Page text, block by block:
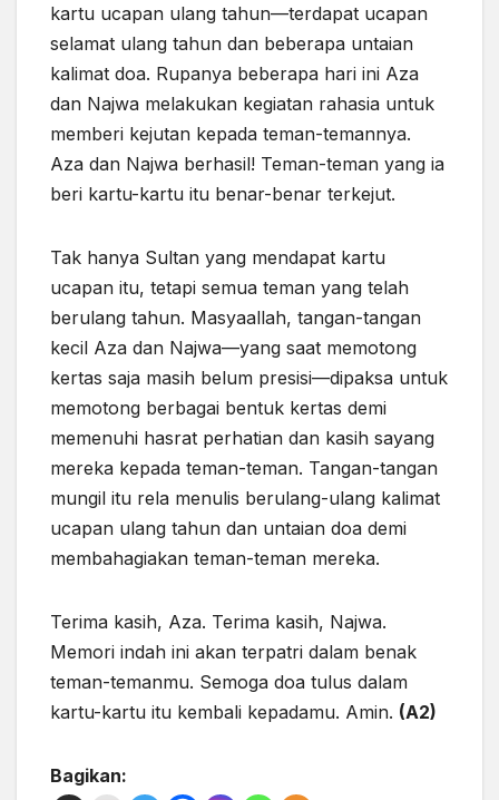
kartu ucapan ulang tahun—terdapat ucapan
selamat ulang tahun dan beberapa untaian
kalimat doa. Rupanya beberapa hari ini Aza
dan Najwa melakukan kegiatan rahasia untuk
memberi kejutan kepada teman-temannya.
Aza dan Najwa berhasil! Teman-teman yang ia
beri kartu-kartu itu benar-benar terkejut.
Tak hanya Sultan yang mendapat kartu
ucapan itu, tetapi semua teman yang telah
berulang tahun. Masyaallah, tangan-tangan
kecil Aza dan Najwa—yang saat memotong
kertas saja masih belum presisi—dipaksa untuk
memotong berbagai bentuk kertas demi
memenuhi hasrat perhatian dan kasih sayang
mereka kepada teman-teman. Tangan-tangan
mungil itu rela menulis berulang-ulang kalimat
ucapan ulang tahun dan untaian doa demi
membahagiakan teman-teman mereka.
Terima kasih, Aza. Terima kasih, Najwa.
Memori indah ini akan terpatri dalam benak
teman-temanmu. Semoga doa tulus dalam
kartu-kartu itu kembali kepadamu. Amin. (A2)
Bagikan: